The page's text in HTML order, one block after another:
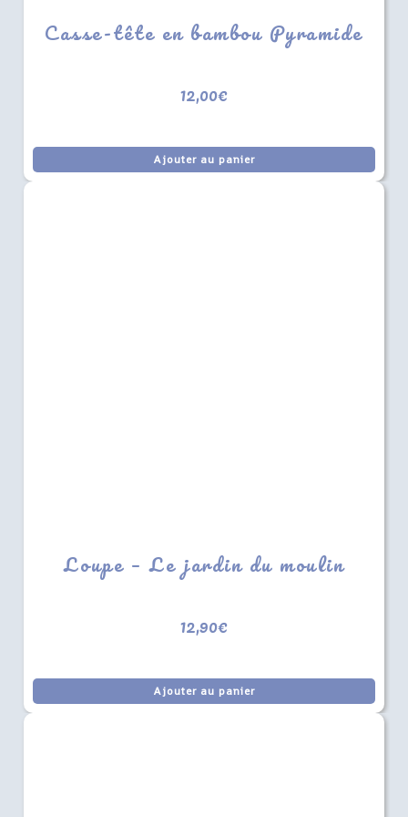
Casse-tête en bambou Pyramide
12,00€
Ajouter au panier
Loupe – Le jardin du moulin
12,90€
Ajouter au panier